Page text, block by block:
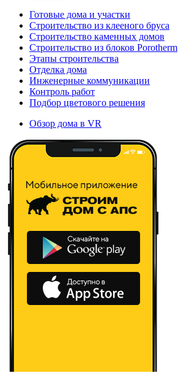
Готовые дома и участки
Строительство из клееного бруса
Строительство каменных домов
Строительство из блоков Porotherm
Этапы строительства
Отделка дома
Инженерные коммуникации
Контроль работ
Подбор цветового решения
Обзор дома в VR